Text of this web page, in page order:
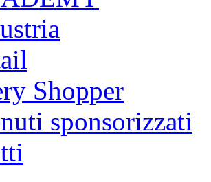
Shopper
sponsorizzati